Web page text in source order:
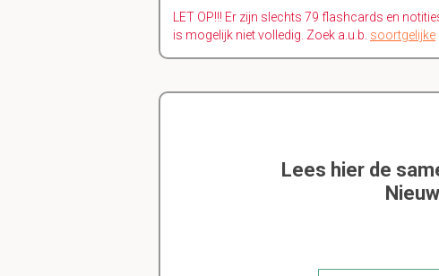
LET OP!!! Er zijn slechts 79 flashcards en
is mogelijk niet volledig. Zoek a.u.b. soortgelijke
Lees hier de